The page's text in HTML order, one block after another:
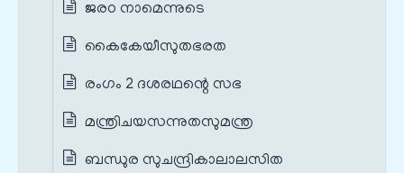
ജരഠ നാമെന്നുടെ
കൈകേയീസുതഭരത
രംഗം 2 ദശരഥന്റെ സഭ
മന്ത്രിചയസന്നുതസുമന്ത്ര
ബന്ധുര സുചന്ദ്രികാലാലസിത